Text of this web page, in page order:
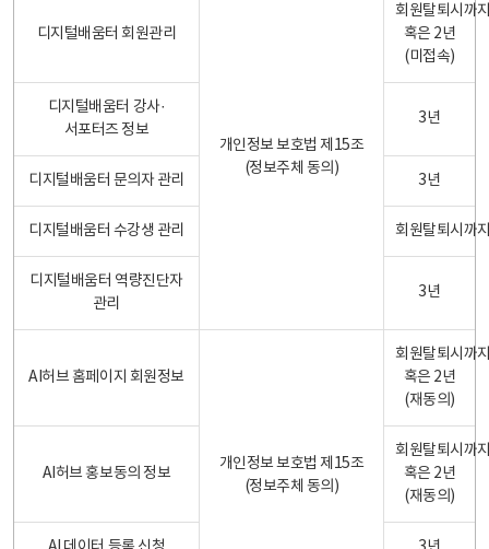
디지털배움터 회원관리
개인정보 보호법 제15조
(정보주체 동의)
회원탈퇴시까
혹은 2년
(미접속)
디지털배움터 강사·
서포터즈 정보
3년
디지털배움터 문의자 관리 3년
디지털배움터 수강생 관리 회원탈퇴시까
디지털배움터 역량진단자
관리
3년
AI허브 홈페이지 회원정보
개인정보 보호법 제15조
(정보주체 동의)
회원탈퇴시까
혹은 2년
(재동의)
AI허브 홍보동의 정보
회원탈퇴시까
혹은 2년
(재동의)